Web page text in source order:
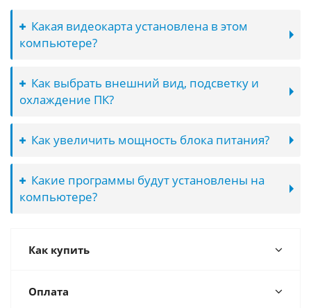
Какая видеокарта установлена в этом
компьютере?
Как выбрать внешний вид, подсветку и
охлаждение ПК?
Как увеличить мощность блока питания?
Какие программы будут установлены на
компьютере?
Как купить
Оплата